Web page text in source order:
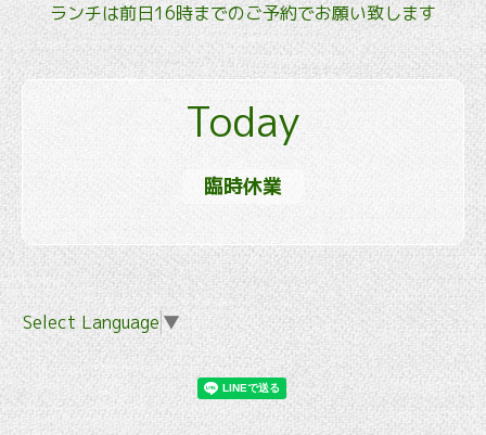
ランチは前日16時までのご予約でお願い致します
Today
臨時休業
Select Language ▼